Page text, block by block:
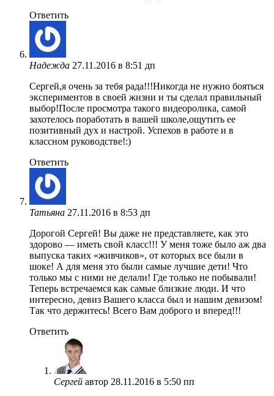
Ответить
Надежда 27.11.2016 в 8:51 дп
Сергей,я очень за тебя рада!!!Никогда не нужно бояться
экспериментов в своей жизни и ты сделал правильный
выбор!После просмотра такого видеоролика, самой
захотелось поработать в вашей школе,ощутить ее
позитивный дух и настрой. Успехов в работе и в
классном руководстве!:)
Ответить
Татьяна 27.11.2016 в 8:53 дп
Дорогой Сергей! Вы даже не представляете, как это
здорово — иметь свой класс!!! У меня тоже было аж два
выпуска таких «живчиков», от которых все были в
шоке! А для меня это были самые лучшие дети! Что
только мы с ними не делали! Где только не побывали!
Теперь встречаемся как самые близкие люди. И что
интересно, девиз Вашего класса был и нашим девизом!
Так что держитесь! Всего Вам доброго и вперед!!!
Ответить
Сергей автор 28.11.2016 в 5:50 пп